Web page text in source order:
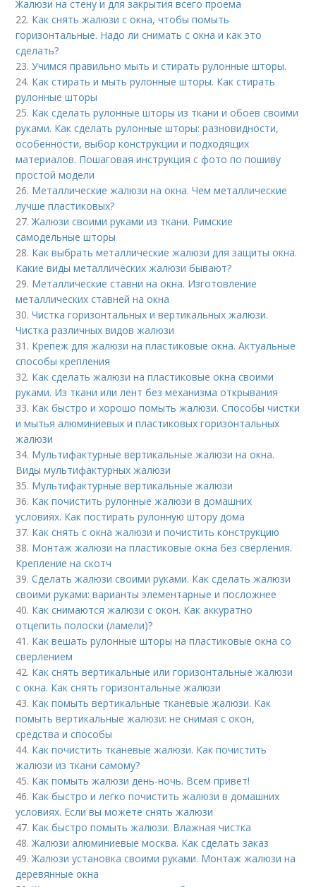
Жалюзи на стену и для закрытия всего проема
22. Как снять жалюзи с окна, чтобы помыть
горизонтальные. Надо ли снимать с окна и как это
сделать?
23.Учимся правильно мыть и стирать рулонные шторы.
24. Как стирать и мыть рулонные шторы. Как стирать
рулонные шторы
25. Как сделать рулонные шторы из ткани и обоев своими
руками. Как сделать рулонные шторы: разновидности,
особенности, выбор конструкции и подходящих
материалов. Пошаговая инструкция с фото по пошиву
простой модели
26. Металлические жалюзи на окна. Чем металлические
лучше пластиковых?
27.Жалюзи своими руками из ткани. Римские
самодельные шторы
28. Как выбрать металлические жалюзи для защиты окна.
Какие виды металлических жалюзи бывают?
29. Металлические ставни на окна. Изготовление
металлических ставней на окна
30.Чистка горизонтальных и вертикальных жалюзи.
Чистка различных видов жалюзи
31. Крепеж для жалюзи на пластиковые окна. Актуальные
способы крепления
32. Как сделать жалюзи на пластиковые окна своими
руками. Из ткани или лент без механизма открывания
33. Как быстро и хорошо помыть жалюзи. Способы чистки
и мытья алюминиевых и пластиковых горизонтальных
жалюзи
34. Мультифактурные вертикальные жалюзи на окна.
Виды мультифактурных жалюзи
35. Мультифактурные вертикальные жалюзи
36. Как почистить рулонные жалюзи в домашних
условиях. Как постирать рулонную штору дома
37. Как снять с окна жалюзи и почистить конструкцию
38. Монтаж жалюзи на пластиковые окна без сверления.
Крепление на скотч
39.Сделать жалюзи своими руками. Как сделать жалюзи
своими руками: варианты элементарные и посложнее
40. Как снимаются жалюзи с окон. Как аккуратно
отцепить полоски (ламели)?
41. Как вешать рулонные шторы на пластиковые окна со
сверлением
42. Как снять вертикальные или горизонтальные жалюзи
с окна. Как снять горизонтальные жалюзи
43. Как помыть вертикальные тканевые жалюзи. Как
помыть вертикальные жалюзи: не снимая с окон,
средства и способы
44. Как почистить тканевые жалюзи. Как почистить
жалюзи из ткани самому?
45. Как помыть жалюзи день-ночь. Всем привет!
46. Как быстро и легко почистить жалюзи в домашних
условиях. Если вы можете снять жалюзи
47. Как быстро помыть жалюзи. Влажная чистка
48.Жалюзи алюминиевые москва. Как сделать заказ
49.Жалюзи установка своими руками. Монтаж жалюзи на
деревянные окна